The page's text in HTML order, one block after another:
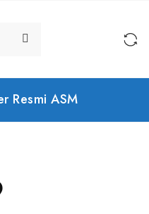
Resmi ASM